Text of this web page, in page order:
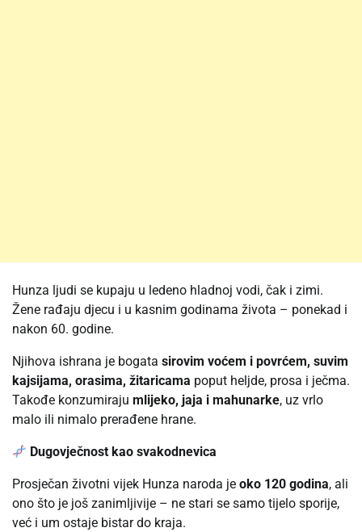
Hunza ljudi se kupaju u ledeno hladnoj vodi, čak i zimi.
Žene rađaju djecu i u kasnim godinama života – ponekad i
nakon 60. godine.
Njihova ishrana je bogata sirovim voćem i povrćem, suvim
kajsijama, orasima, žitaricama poput heljde, prosa i ječma.
Takođe konzumiraju mlijeko, jaja i mahunarke, uz vrlo
malo ili nimalo prerađene hrane.
Dugovječnost kao svakodnevica
Prosječan životni vijek Hunza naroda je oko 120 godina, ali
ono što je još zanimljivije – ne stari se samo tijelo sporije,
već i um ostaje bistar do kraja.